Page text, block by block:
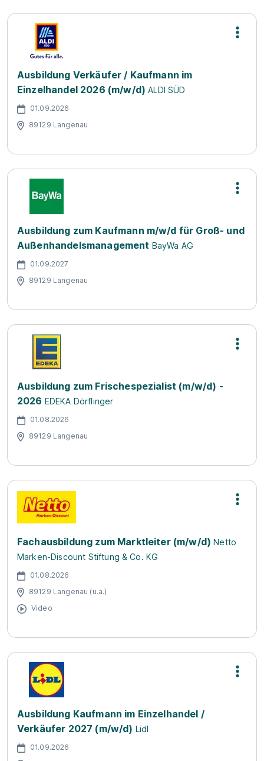
Ausbildung Verkäufer / Kaufmann im
Einzelhandel 2026 (m/w/d) ALDI SÜD
01.09.2026
89129 Langenau
Ausbildung zum Kaufmann m/w/d für Groß- und
Außenhandelsmanagement BayWa AG
01.09.2027
89129 Langenau
Ausbildung zum Frischespezialist (m/w/d) -
2026 EDEKA Dörflinger
01.08.2026
89129 Langenau
Fachausbildung zum Marktleiter (m/w/d) Netto
Marken-Discount Stiftung & Co. KG
01.08.2026
89129 Langenau (u.a.)
Video
Ausbildung Kaufmann im Einzelhandel /
Verkäufer 2027 (m/w/d) Lidl
01.09.2026